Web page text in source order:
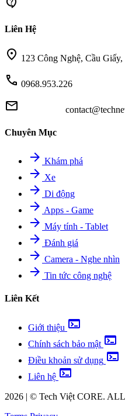
Liên Hệ
location_on 123 Công Nghệ, Cầu
call 0968.953.226
mail
Chuyên Mục
arrow_forward Khám phá
arrow_forward Xe
arrow_forward Di động
arrow_forward Apps - Game
arrow_forward Máy tính - Tablet
arrow_forward Đánh giá
arrow_forward Camera - Nghe nhìn
arrow_forward Tin tức công nghệ
Liên Kết
Giới thiệu terminal
Chính sách bảo mật terminal
Điều khoản sử dụng terminal
Liên hệ terminal
2026 | © Tech Việt CORE.